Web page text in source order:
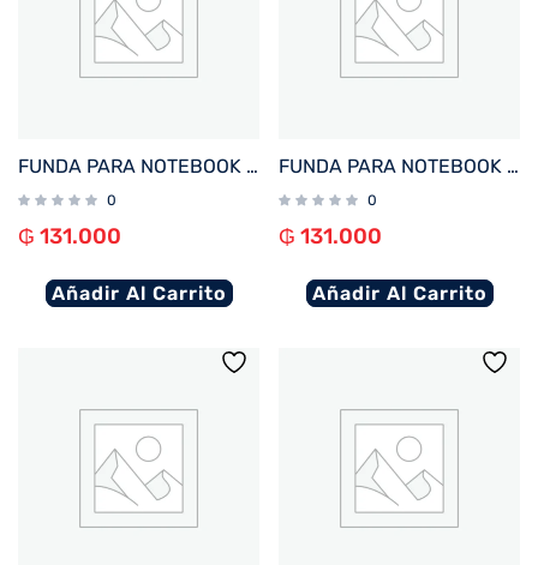
FUNDA PARA NOTEBOOK FTX SEDA-LV 15.6″ LAVANDA
0
₲ 131.000
Añadir Al Carrito
FUNDA PARA NOTEBOOK FTX SEDA-BR 15.6″ MARRON
0
₲ 131.000
Añadir Al Carrito